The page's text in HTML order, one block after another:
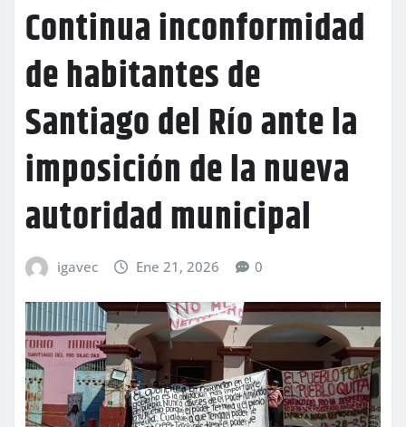
Continua inconformidad
de habitantes de
Santiago del Río ante la
imposición de la nueva
autoridad municipal
igavec Ene 21, 2026 0